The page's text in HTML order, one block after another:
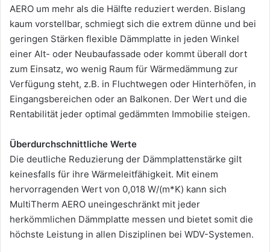
AERO um mehr als die Hälfte reduziert werden. Bislang
kaum vorstellbar, schmiegt sich die extrem dünne und bei
geringen Stärken flexible Dämmplatte in jeden Winkel
einer Alt- oder Neubaufassade oder kommt überall dort
zum Einsatz, wo wenig Raum für Wärmedämmung zur
Verfügung steht, z.B. in Fluchtwegen oder Hinterhöfen, in
Eingangsbereichen oder an Balkonen. Der Wert und die
Rentabilität jeder optimal gedämmten Immobilie steigen.
Überdurchschnittliche Werte
Die deutliche Reduzierung der Dämmplattenstärke gilt
keinesfalls für ihre Wärmeleitfähigkeit. Mit einem
hervorragenden Wert von 0,018 W/(m*K) kann sich
MultiTherm AERO uneingeschränkt mit jeder
herkömmlichen Dämmplatte messen und bietet somit die
höchste Leistung in allen Disziplinen bei WDV-Systemen.